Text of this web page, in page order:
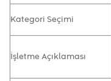
Kategori Seçimi
İşletme Açıklaması